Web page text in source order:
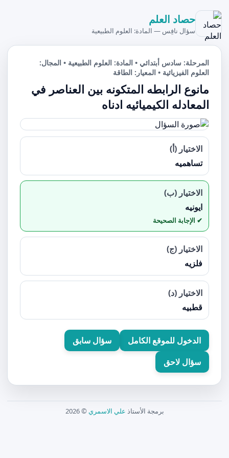
حصاد العلم
سؤال نافِس — المادة: العلوم الطبيعية
المرحلة: سادس أبتدائي • المادة: العلوم الطبيعية • المجال:
العلوم الفيزيائية • المعيار: الطاقة
مانوع الرابطه المتكونه بين العناصر في
المعادله الكيميائيه ادناه
الاختيار (أ)
تساهميه
الاختيار (ب)
ايونيه
الاختيار (ج)
فلزيه
الاختيار (د)
قطبيه
الدخول للموقع الكامل
سؤال سابق
سؤال لاحق
برمجة الأستاذ علي الاسمري © 2026